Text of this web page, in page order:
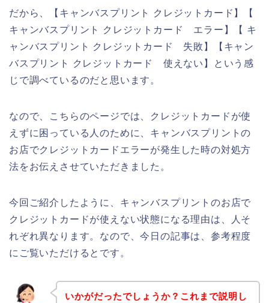
だから、【キャンバスプリント クレジットカード】【
キャンバスプリント クレジットカード エラー】【 キ
ャンバスプリント クレジットカード 失敗】【キャン
バスプリント クレジットカード 使えない】という感
じで調べているのだと思います。
なので、こちらのページでは、クレジットカードが使
えずに困っている人のために、キャンバスプリントの
お店でクレジットカードエラーが発生した時の対処方
法をお伝えさせていただきました。
今回ご紹介したように、キャンバスプリントのお店で
クレジットカードが使えない状態になる理由は、人そ
れぞれ異なります。なので、今日の記事は、参考程度
にご覧いただけるとです。
いかがだったでしょうか？これまで説明し